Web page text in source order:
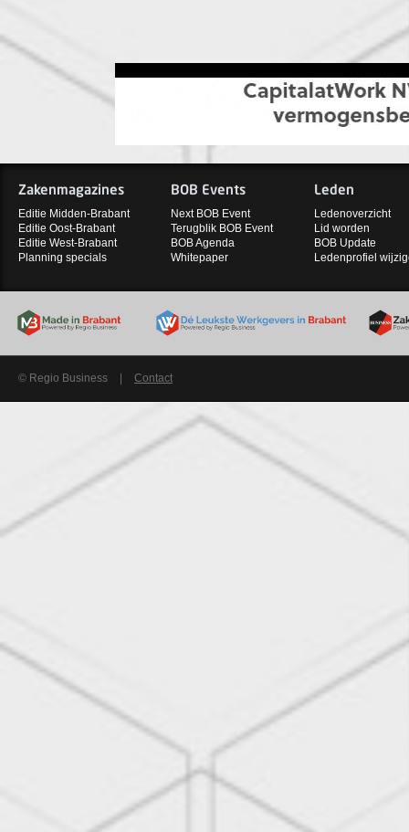
Zakenmagazines
Editie Midden-Brabant
Editie Oost-Brabant
Editie West-Brabant
Planning specials
BOB Events
Next BOB Event
Terugblik BOB Event
BOB Agenda
Whitepaper
Leden
Ledenoverzicht
Lid worden
BOB Update
Ledenprofiel
© Regio Business Contact